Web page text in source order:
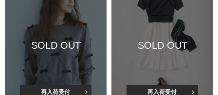
SOLD OUT
再入荷受付
SOLD OUT
再入荷受付